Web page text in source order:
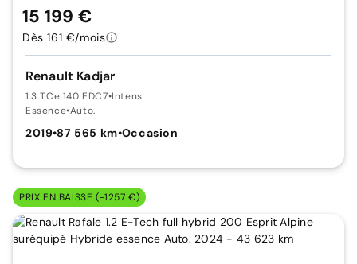
Renault Kadjar
1.3 TCe 140 EDC7•Intens
Essence•Auto.
2019•87 565 km•Occasion
15 199 €
Dès 161 €/mois
PRIX EN BAISSE (-1257 €)